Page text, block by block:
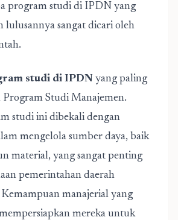
program studi di IPDN yang
lulusannya sangat dicari oleh
studi di IPDN yang paling
Studi Manajemen.
studi ini dibekali dengan
mengelola sumber daya, baik
material, yang sangat penting
pemerintahan daerah
manajerial yang
mereka untuk